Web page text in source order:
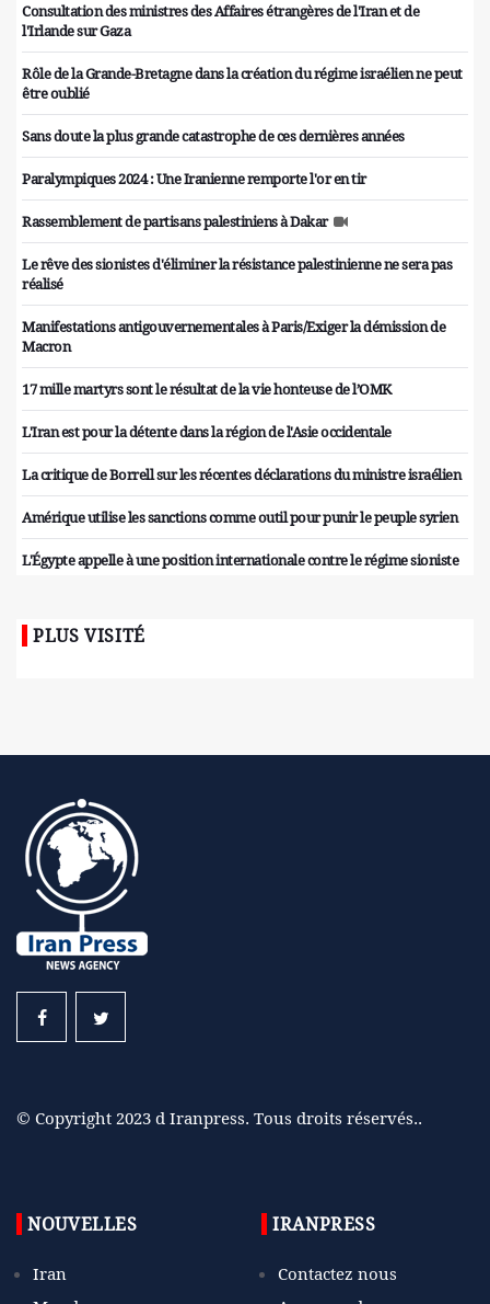
Consultation des ministres des Affaires étrangères de l'Iran et de
l'Irlande sur Gaza
Rôle de la Grande-Bretagne dans la création du régime israélien ne peut
être oublié
Sans doute la plus grande catastrophe de ces dernières années
Paralympiques 2024 : Une Iranienne remporte l'or en tir
Rassemblement de partisans palestiniens à Dakar
Le rêve des sionistes d'éliminer la résistance palestinienne ne sera pas
réalisé
Manifestations antigouvernementales à Paris/Exiger la démission de
Macron
17 mille martyrs sont le résultat de la vie honteuse de l’OMK
L'Iran est pour la détente dans la région de l'Asie occidentale
La critique de Borrell sur les récentes déclarations du ministre israélien
Amérique utilise les sanctions comme outil pour punir le peuple syrien
L'Égypte appelle à une position internationale contre le régime sioniste
PLUS VISITÉ
© Copyright 2023 d Iranpress. Tous droits réservés..
NOUVELLES
Iran
IRANPRESS
Contactez nous